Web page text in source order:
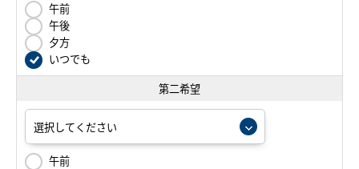
午前
午後
夕方
いつでも
第二希望
午前